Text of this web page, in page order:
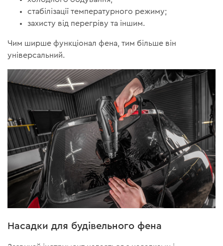
стабілізації температурного режиму;
захисту від перегріву та іншим.
Чим ширше функціонал фена, тим більше він
універсальний.
Насадки для будівельного фена